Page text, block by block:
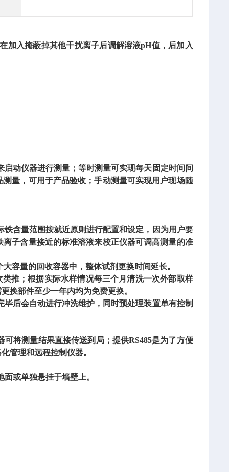
加入掩蔽掉其他干扰离子后调解溶液pH值，后加入
动仪器进行测量；等时测量可实现每天固定时间间
量，可用于产品验收；手动测量可实现用户现场随
含量范围按就近原则进行配置和设定，因为用户要
子含量接近的标准溶液来校正仪器可调高测量的准
容量的回收容器中，整体试剂更换时间延长。
推；根据实际水样情况每三个月清洗一次外部取样
换部件至少一年内均为免费更换。
后会自动进行冲洗维护，同时预处理装置单有控制
将测量结果直接传送到局；提供RS485是为了方便
管理和远程控制仪器。
或单独悬挂于墙壁上。